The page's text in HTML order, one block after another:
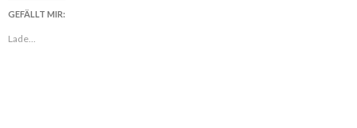
GEFÄLLT MIR:
Lade...